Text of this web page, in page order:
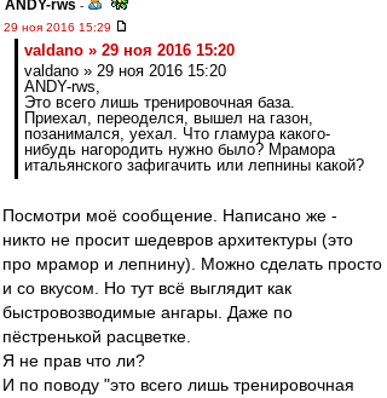
ANDY-rws -
29 ноя 2016 15:29
valdano » 29 ноя 2016 15:20
valdano » 29 ноя 2016 15:20
ANDY-rws,
Это всего лишь тренировочная база.
Приехал, переоделся, вышел на газон,
позанимался, уехал. Что гламура какого-
нибудь нагородить нужно было? Мрамора
итальянского зафигачить или лепнины какой?
Посмотри моё сообщение. Написано же -
никто не просит шедевров архитектуры (это
про мрамор и лепнину). Можно сделать просто
и со вкусом. Но тут всё выглядит как
быстровозводимые ангары. Даже по
пёстренькой расцветке.
Я не прав что ли?
И по поводу "это всего лишь тренировочная